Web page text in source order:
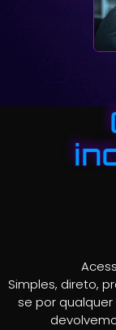
Simples, direto,
se por